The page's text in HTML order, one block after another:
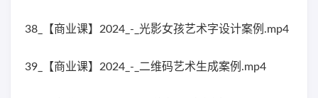
38_【商业课】2024_-_光影女孩艺术字设计案例.mp4
39_【商业课】2024_-_二维码艺术生成案例.mp4